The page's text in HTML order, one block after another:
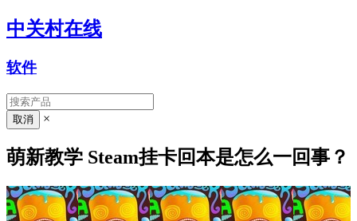
中关村在线
软件
×
萌新教学 Steam挂卡回本是怎么一回事？